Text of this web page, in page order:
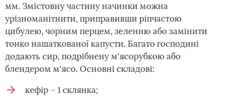
мм. Змістовну частину начинки можна
урізноманітнити, приправивши ріпчастою
цибулею, чорним перцем, зеленню або замінити
тонко нашаткованої капусти. Багато господині
додають сир, подрібнену м'ясорубкою або
блендером м'ясо. Основні складові:
кефір – 1 склянка;